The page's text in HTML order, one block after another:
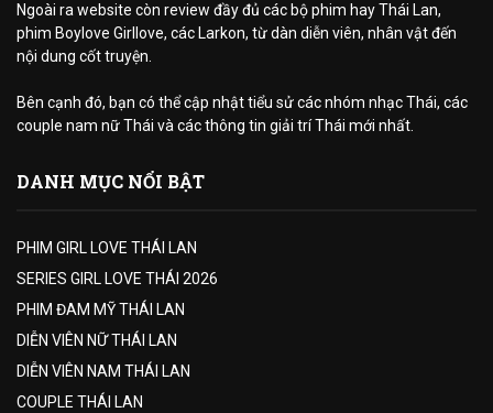
Ngoài ra website còn review đầy đủ các bộ phim hay Thái Lan,
phim Boylove Girllove, các Larkon, từ dàn diễn viên, nhân vật đến
nội dung cốt truyện.
Bên cạnh đó, bạn có thể cập nhật tiểu sử các nhóm nhạc Thái, các
couple nam nữ Thái và các thông tin giải trí Thái mới nhất.
DANH MỤC NỔI BẬT
PHIM GIRL LOVE THÁI LAN
SERIES GIRL LOVE THÁI 2026
PHIM ĐAM MỸ THÁI LAN
DIỄN VIÊN NỮ THÁI LAN
DIỄN VIÊN NAM THÁI LAN
COUPLE THÁI LAN